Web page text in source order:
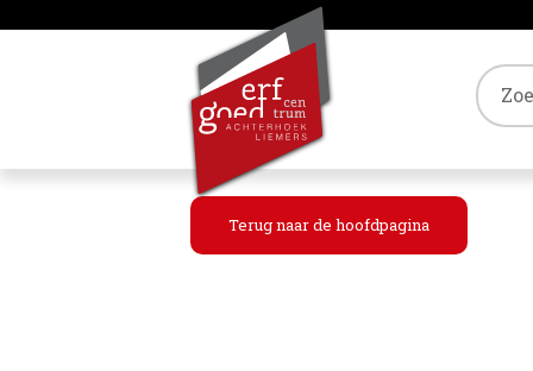
Terug naar de hoofdpagina